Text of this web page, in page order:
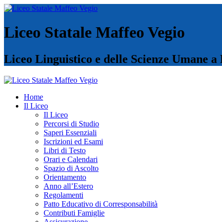
Liceo Statale Maffeo Vegio
Liceo Linguistico e delle Scienze Umane a
Home
Il Liceo
Il Liceo
Percorsi di Studio
Saperi Essenziali
Iscrizioni ed Esami
Libri di Testo
Orari e Calendari
Spazio di Ascolto
Orientamento
Anno all’Estero
Regolamenti
Patto Educativo di Corresponsabilità
Contributi Famiglie